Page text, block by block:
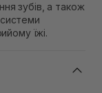
зубів, а також
їжі.